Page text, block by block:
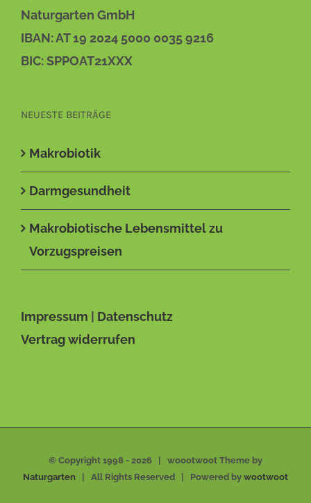
Naturgarten GmbH
IBAN: AT 19 2024 5000 0035 9216
BIC: SPPOAT21XXX
NEUESTE BEITRÄGE
Makrobiotik
Darmgesundheit
Makrobiotische Lebensmittel zu
Vorzugspreisen
Impressum | Datenschutz
Vertrag widerrufen
© Copyright 1998 - 2026 | woootwoot Theme by
Naturgarten | All Rights Reserved | Powered by wootwoot